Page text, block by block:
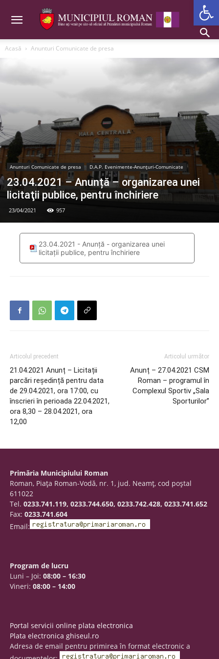
Acasă Anunturi Comunicate de presa
Anunturi Comunicate de presa D.A.P. Evenimente-Anunțuri-Comunicate
23.04.2021 – Anunță – organizarea unei
licitaţii publice, pentru închiriere
23/04/2021 957
23.04.2021 - Anunță - organizarea unei
licitaţii publice, pentru închiriere
Articolul precedent
21.04.2021 Anunț – Licitații
parcări reședință pentru data
de 29.04.2021, ora 17:00, cu
înscrieri în perioada 22.04.2021,
ora 8,30 – 28.04.2021, ora
12,00
Articolul următor
Anunț – 27.04.2021 CSM
Roman – programul în
Complexul Sportiv „Sala
Sporturilor”
Primăria Municipiului Roman
Roman, Piaţa Roman-Vodă, nr. 1, jud. Neamţ, cod poştal
611022
Tel. 0233.741.119, 0233.744.650, 0233.742.428, 0233.741.652
Fax: 0233.741.604
Email:
Program de lucru
Luni – Joi: 08:00 – 16:30
Vineri: 08:00 – 14:00
Portal servicii online plata electronica
Plata electronica ghiseul.ro
Adresa de email pentru primirea în format electronic a